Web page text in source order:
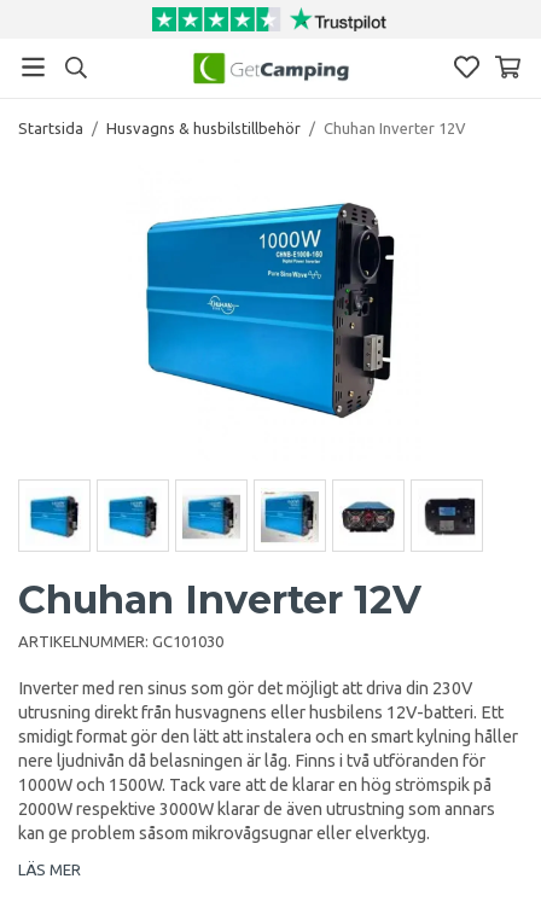
Startsida / Husvagns & husbilstillbehör / Chuhan Inverter 12V
Chuhan Inverter 12V
ARTIKELNUMMER: GC101030
Inverter med ren sinus som gör det möjligt att driva din 230V
utrusning direkt från husvagnens eller husbilens 12V-batteri. Ett
smidigt format gör den lätt att instalera och en smart kylning håller
nere ljudnivån då belasningen är låg. Finns i två utföranden för
1000W och 1500W. Tack vare att de klarar en hög strömspik på
2000W respektive 3000W klarar de även utrustning som annars
kan ge problem såsom mikrovågsugnar eller elverktyg.
LÄS MER